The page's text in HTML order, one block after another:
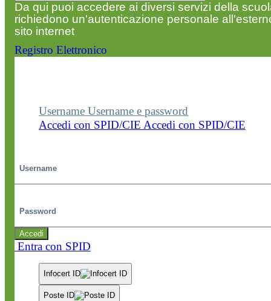
Da qui puoi accedere ai diversi servizi della
richiedono un'autenticazione personale
sito internet
Registro Elettronico
Username Username e password
Accedi con SPID/CIE Accedi con SPID/CIE
Accedi
Entra con SPID
Infocert ID
Poste ID